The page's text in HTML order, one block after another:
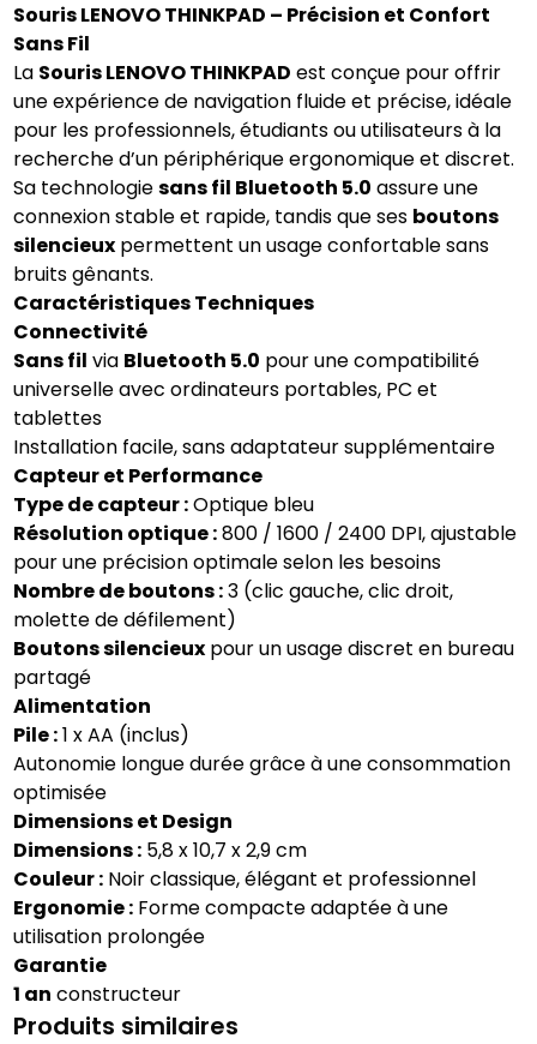
Souris LENOVO THINKPAD – Précision et Confort
Sans Fil
La Souris LENOVO THINKPAD est conçue pour offrir
une expérience de navigation fluide et précise, idéale
pour les professionnels, étudiants ou utilisateurs à la
recherche d’un périphérique ergonomique et discret.
Sa technologiesans fil Bluetooth 5.0 assure une
connexion stable et rapide, tandis que ses boutons
silencieux permettent un usage confortable sans
bruits gênants.
Caractéristiques Techniques
Connectivité
Sans fil via Bluetooth 5.0 pour une compatibilité
universelle avec ordinateurs portables, PC et
tablettes
Installation facile, sans adaptateur supplémentaire
Capteur et Performance
Type de capteur :Optique bleu
Résolution optique :800 / 1600 / 2400 DPI, ajustable
pour une précision optimale selon les besoins
Nombre de boutons :3 (clic gauche, clic droit,
molette de défilement)
Boutons silencieux pour un usage discret en bureau
partagé
Alimentation
Pile :1 x AA (inclus)
Autonomie longue durée grâce à une consommation
optimisée
Dimensions et Design
Dimensions : 5,8 x 10,7 x 2,9 cm
Couleur : Noir classique, élégant et professionnel
Ergonomie : Forme compacte adaptée à une
utilisation prolongée
Garantie
1 an constructeur
Produits similaires